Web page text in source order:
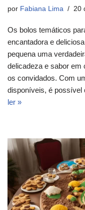
por Fabiana Lima 20
Os bolos temáticos
encantadora e
pequena uma
delicadeza e sabor em
os convidados. Com
disponíveis, é
ler »